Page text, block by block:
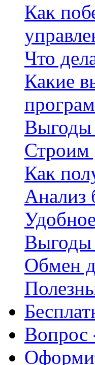
Как
Что
Какие
Выгоды
Строим
Как
Анализ
Выгоды
Обмен
Вопрос